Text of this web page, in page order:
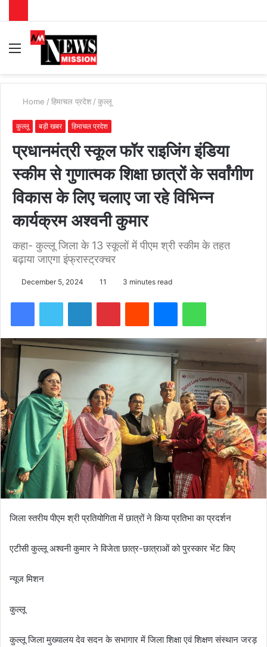
Menu
Home / हिमाचल प्रदेश / कुल्लू
कुल्लू बड़ी खबर हिमाचल प्रदेश
प्रधानमंत्री स्कूल फॉर राइजिंग इंडिया
स्कीम से गुणात्मक शिक्षा छात्रों के सर्वांगीण
विकास के लिए चलाए जा रहे विभिन्न
कार्यक्रम अश्वनी कुमार
कहा- कुल्लू जिला के 13 स्कूलों में पीएम श्री स्कीम के तहत
बढ़ाया जाएगा इंफ्रास्ट्रक्चर
December 5, 2024 11 3 minutes read
जिला स्तरीय पीएम श्री प्रतियोगिता में छात्रों ने किया प्रतिभा का प्रदर्शन
एटीसी कुल्लू अश्वनी कुमार ने विजेता छात्र-छात्राओं को पुरस्कार भेंट किए
न्यूज मिशन
कुल्लू
कुल्लू जिला मुख्यालय देव सदन के सभागार में जिला शिक्षा एवं शिक्षण संस्थान जरड़